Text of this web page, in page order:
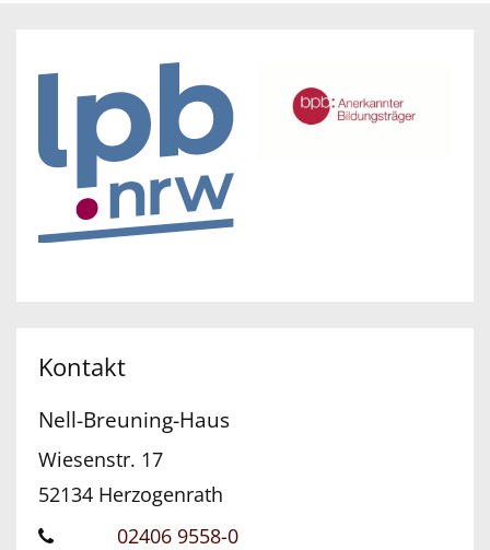
Kontakt
Nell-Breuning-Haus
Wiesenstr. 17
52134 Herzogenrath
02406 9558-0